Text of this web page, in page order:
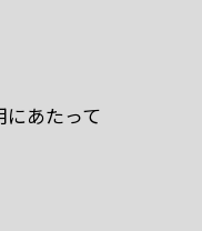
にあたって